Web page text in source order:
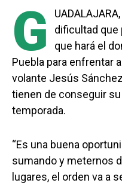
G
dificultad que
que hará el
Puebla para enfrentar
volante Jesús
tienen de conseguir
temporada.
“Es una buena
sumando y meternos
lugares, el orden va a